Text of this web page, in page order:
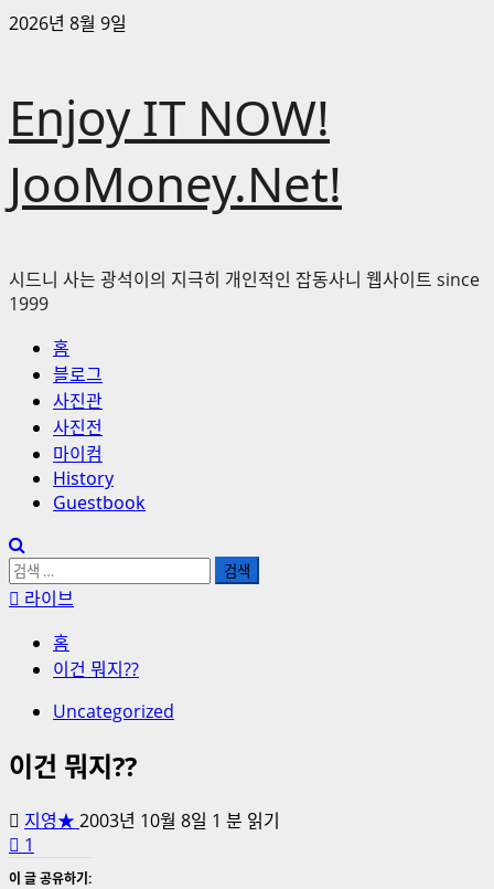
콘
로
바
기
2026년 8월 9일
Enjoy IT NOW!
JooMoney.Net!
시드니 사는 광석이의 지극히 개인적인 잡동사니 웹사이트 since
1999
홈
블로그
사진관
사진전
마이컴
History
Guestbook
검
색:라이브
홈
이건 뭐지??
Uncategorized
이건 뭐지??
지영★ 2003년 10월 8일 1 분 읽기
1
이 글 공유하기: